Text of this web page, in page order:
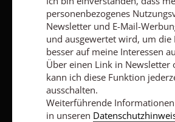
Nach oben
personenbezogenes
Newsletter und E-Mail-
und ausgewertet wird, um die
besser auf meine Interessen
Über einen Link in Newsletter
kann ich diese Funktion
ausschalten.
Weiterführende
in unseren